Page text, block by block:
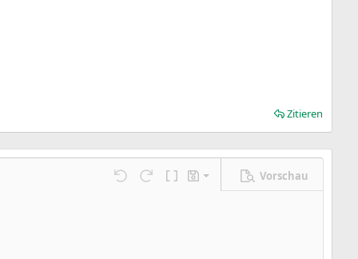
Zitieren
Rückgängig
Wiederholen
BBCode umschalten
Entwürfe
Entwurf speichern
Vorschau